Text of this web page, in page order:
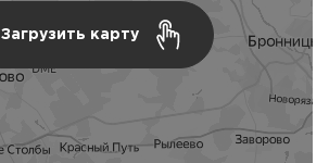
Загрузить карту